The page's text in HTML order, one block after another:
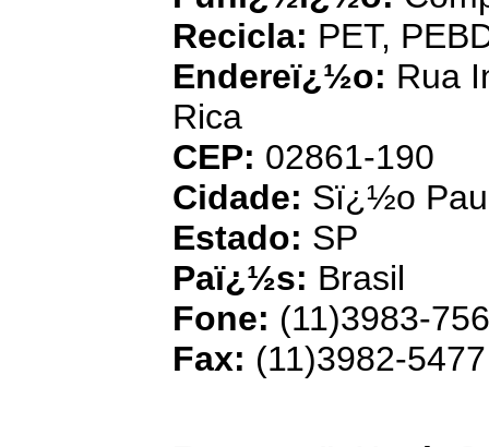
Recicla: PET,
Endereï¿½o: Rua
Rica
CEP: 02861-190
Cidade: Sï¿½o
Estado: SP
Paï¿½s: Brasil
Fone: (11)3983-
Fax: (11)3982-5477